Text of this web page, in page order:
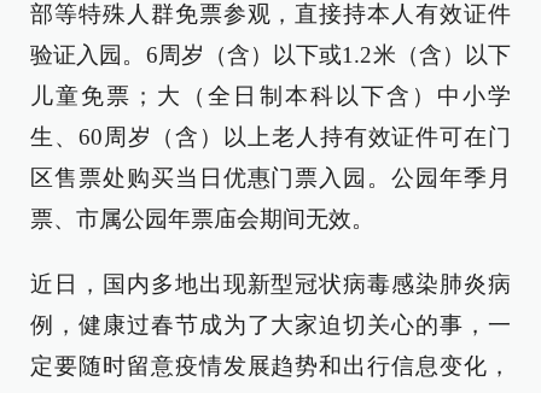
部等特殊人群免票参观，直接持本人有效证件
验证入园。6周岁（含）以下或1.2米（含）以下
儿童免票；大（全日制本科以下含）中小学
生、60周岁（含）以上老人持有效证件可在门
区售票处购买当日优惠门票入园。公园年季月
票、市属公园年票庙会期间无效。
近日，国内多地出现新型冠状病毒感染肺炎病
例，健康过春节成为了大家迫切关心的事，一
定要随时留意疫情发展趋势和出行信息变化，